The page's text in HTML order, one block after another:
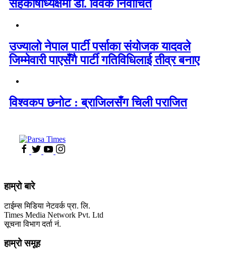
सहकोषाध्यक्षमा डा. विवेक निर्वाचित
उज्यालो नेपाल पार्टी पर्साका संयोजक यादवले
जिम्मेवारी पाएसँगै पार्टी गतिविधिलाई तीव्र बनाए
विश्वकप छनोट : ब्राजिलसँग चिली पराजित
हाम्रो बारे
टाईम्स मिडिया नेटवर्क प्रा. लि.
Times Media Network Pvt. Ltd
सूचना विभाग दर्ता नं.
हाम्रो समूह